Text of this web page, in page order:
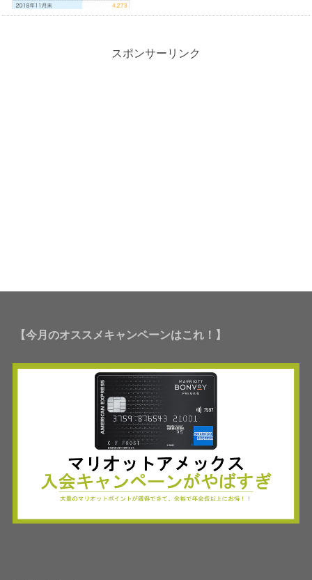
スポンサーリンク
【今月のオススメキャンペーンはこれ！】